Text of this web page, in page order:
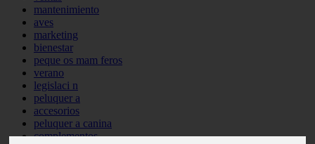
mantenimiento
aves
marketing
bienestar
peque os mam feros
verano
legislaci n
peluquer a
accesorios
peluquer a canina
complementos